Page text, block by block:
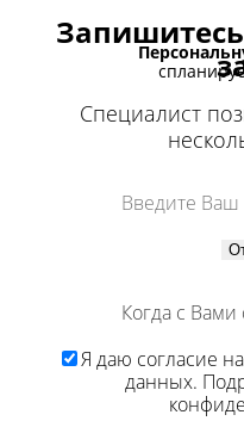
Специалист
Я даю согласие
данных.